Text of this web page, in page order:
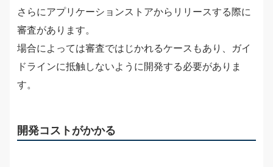
さらにアプリケーションストアからリリースする際に
審査があります。
場合によっては審査ではじかれるケースもあり、ガイ
ドラインに抵触しないように開発する必要がありま
す。
開発コストがかかる